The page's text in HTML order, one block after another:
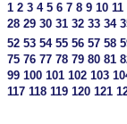
1 2 3 4 5 6 7 8 9 10 11
28 29 30 31 32 33 34
52 53 54 55 56 57 58
75 76 77 78 79 80 81
99 100 101 102 103
117 118 119 120 121